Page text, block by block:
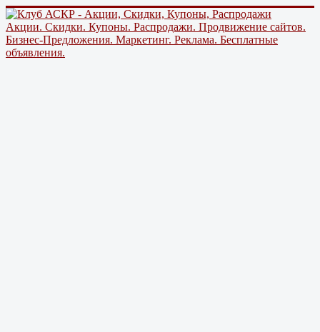
Акции. Скидки. Купоны. Распродажи. Продвижение сайтов.
Бизнес-Предложения. Маркетинг. Реклама. Бесплатные
объявления.